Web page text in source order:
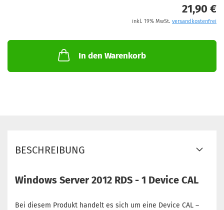
21,90 €
inkl. 19% MwSt. versandkostenfrei
In den Warenkorb
BESCHREIBUNG
Windows Server 2012 RDS - 1 Device CAL
Bei diesem Produkt handelt es sich um eine Device CAL –